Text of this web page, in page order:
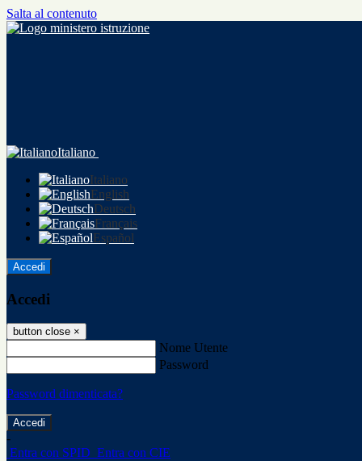
Salta al contenuto
Italiano
Italiano
English
Deutsch
Français
Español
Accedi
Accedi
button close ×
Nome Utente
Password
Password dimenticata?
-
Entra con SPID Entra con CIE